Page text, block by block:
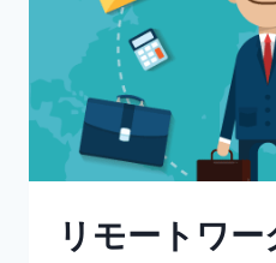
リモートワ